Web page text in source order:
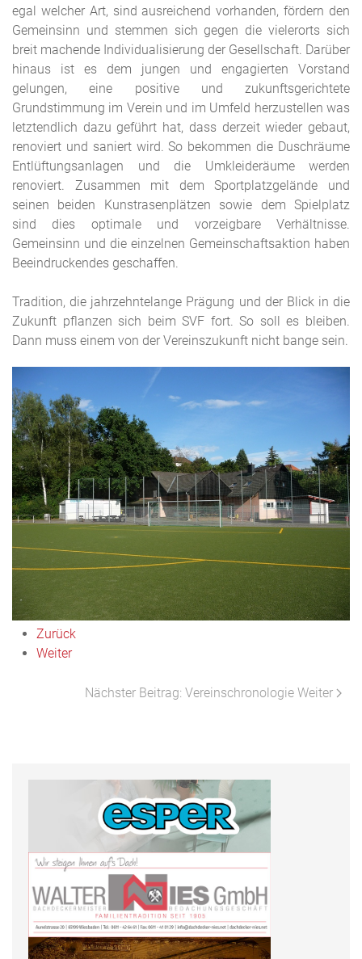
egal welcher Art, sind ausreichend vorhanden, fördern den
Gemeinsinn und stemmen sich gegen die vielerorts sich
breit machende Individualisierung der Gesellschaft. Darüber
hinaus ist es dem jungen und engagierten Vorstand
gelungen, eine positive und zukunftsgerichtete
Grundstimmung im Verein und im Umfeld herzustellen was
letztendlich dazu geführt hat, dass derzeit wieder gebaut,
renoviert und saniert wird. So bekommen die Duschräume
Entlüftungsanlagen und die Umkleideräume werden
renoviert. Zusammen mit dem Sportplatzgelände und
seinen beiden Kunstrasenplätzen sowie dem Spielplatz
sind dies optimale und vorzeigbare Verhältnisse.
Gemeinsinn und die einzelnen Gemeinschaftsaktion haben
Beeindruckendes geschaffen.
Tradition, die jahrzehntelange Prägung und der Blick in die
Zukunft pflanzen sich beim SVF fort. So soll es bleiben.
Dann muss einem von der Vereinszukunft nicht bange sein.
Zurück
Weiter
Nächster Beitrag: Vereinschronologie Weiter